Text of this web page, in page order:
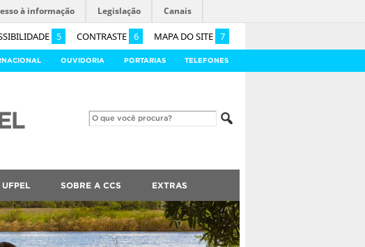
5 CONTRASTE 6 MAPA DO SITE 7
à informação Legislação Canais
OUVIDORIA PORTARIAS TELEFONES
SOBRE A CCS EXTRAS